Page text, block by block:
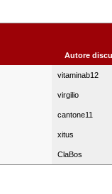
Autore
vitaminab12
virgilio
cantone11
xitus
ClaBos